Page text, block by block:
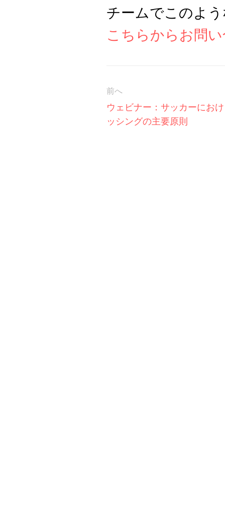
こちらからお問
前へ
ウェビナー：サッカーにお
ッシングの主要原則